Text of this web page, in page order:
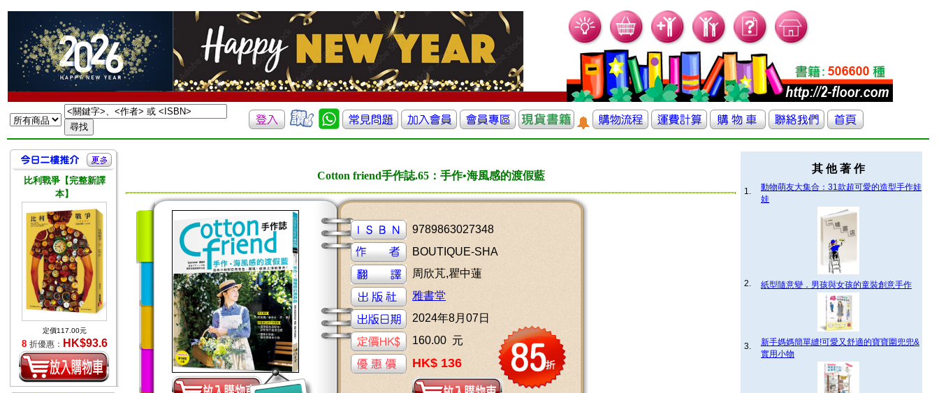
比利戰爭【完整新譯
本】
定價117.00元
8 折優惠： HK$93.6
Cotton friend手作誌.65：手作•海風感的渡假藍
9789863027348
BOUTIQUE-SHA
周欣芃,瞿中蓮
雅書堂
2024年8月07日
160.00 元
HK$ 136
其 他 著 作
1.
動物萌友大集合：31款超可愛的造型手作娃
娃
2. 紙型隨意變．男孩與女孩的童裝創意手作
3.
新手媽媽簡單縫!可愛又舒適的寶寶圍兜兜&
實用小物